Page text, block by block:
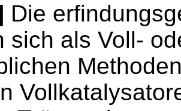
Die
sich als Voll-